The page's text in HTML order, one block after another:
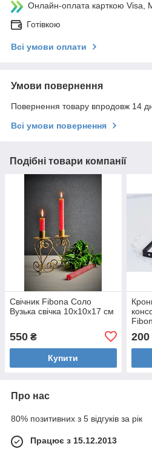
Онлайн-оплата карткою Visa,
Готівкою
Всі умови оплати
Умови повернення
Повернення товару впродовж 14
Всі умови повернення
Подібні товари компанії
Свічник Fibona Соло
Вузька свічка 10х10х17 см
550 ₴
Купити
200
Про нас
80% позитивних з 5 відгуків за рік
Працює з 15.12.2013